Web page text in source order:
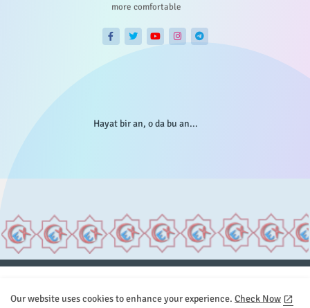
more comfortable
Hayat bir an, o da bu an...
Sitemap
İletişim
Our website uses cookies to enhance your experience. Check Now